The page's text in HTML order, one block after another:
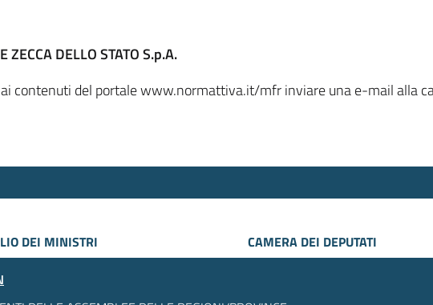
ZECCA DELLO STATO S.p.A.
contenuti del portale www.normattiva.it/mfr inviare una e-mail alla
DEI MINISTRI
CAMERA DEI DEPUTATI